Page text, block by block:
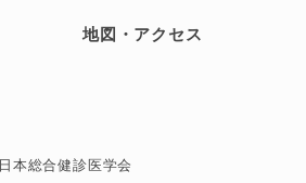
地図・アクセス
日本総合健診医学会